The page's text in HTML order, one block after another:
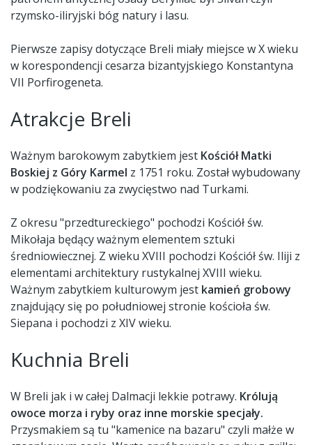
rzymsko-iliryjski bóg natury i lasu.
Pierwsze zapisy dotyczące Breli miały miejsce w X wieku
w korespondencji cesarza bizantyjskiego Konstantyna
VII Porfirogeneta.
Atrakcje Breli
Ważnym barokowym zabytkiem jest Kościół Matki
Boskiej z Góry Karmel z 1751 roku. Został wybudowany
w podziękowaniu za zwycięstwo nad Turkami.
Z okresu "przedtureckiego" pochodzi Kościół św.
Mikołaja będący ważnym elementem sztuki
średniowiecznej. Z wieku XVIII pochodzi Kościół św. Iliji z
elementami architektury rustykalnej XVIII wieku.
Ważnym zabytkiem kulturowym jest kamień grobowy
znajdujący się po południowej stronie kościoła św.
Siepana i pochodzi z XIV wieku.
Kuchnia Breli
W Breli jak i w całej Dalmacji lekkie potrawy. Królują
owoce morza i ryby oraz inne morskie specjały.
Przysmakiem są tu "kamenice na bazaru" czyli małże w